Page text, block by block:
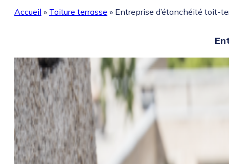
Accueil » Toiture terrasse » Entreprise d’étanchéité toit-